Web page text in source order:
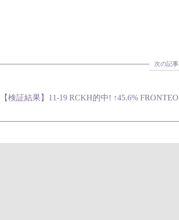
次の記事
【検証結果】11-19 RCKH的中! ↑45.6% FRONTEO